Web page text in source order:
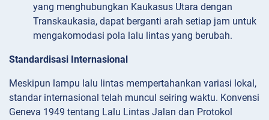
yang menghubungkan Kaukasus Utara dengan
Transkaukasia, dapat berganti arah setiap jam untuk
mengakomodasi pola lalu lintas yang berubah.
Standardisasi Internasional
Meskipun lampu lalu lintas mempertahankan variasi lokal,
standar internasional telah muncul seiring waktu. Konvensi
Geneva 1949 tentang Lalu Lintas Jalan dan Protokol